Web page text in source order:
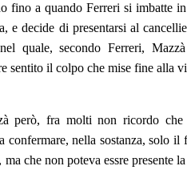
fino a quando Ferreri si imbatte
e decide di presentarsi al
quale, secondo Ferreri,
sentito il colpo che mise fine alla
però, fra molti non ricordo
confermare, nella sostanza, solo
che non poteva essre presente